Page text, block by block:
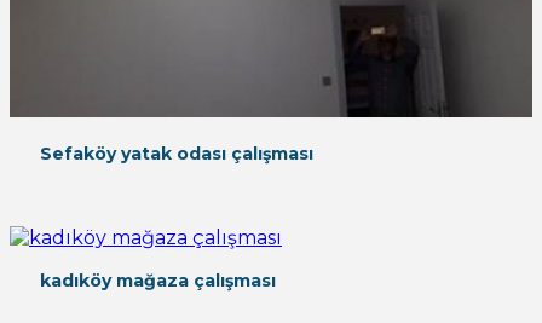
Sefaköy yatak odası çalışması
kadıköy mağaza çalışması